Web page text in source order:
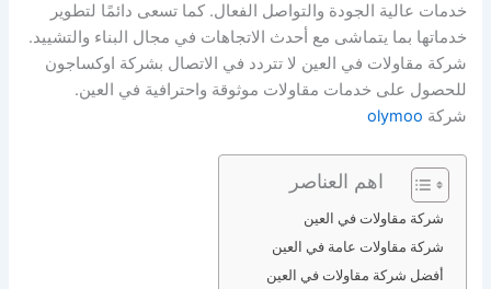
خدمات عالية الجودة والتواصل الفعال. كما تسعى دائمًا لتطوير
خدماتها بما يتماشى مع أحدث الاتجاهات في مجال البناء والتشييد.
شركة مقاولات في العين لا تتردد في الاتصال بشركة اوكساجون
للحصول على خدمات مقاولات موثوقة واحترافية في العين.
شركة olymoo
اهم العناصر
شركة مقاولات في العين
شركة مقاولات عامة في العين
أفضل شركة مقاولات في العين